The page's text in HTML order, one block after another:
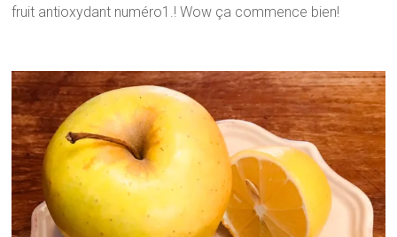
fruit antioxydant numéro1.! Wow ça commence bien!